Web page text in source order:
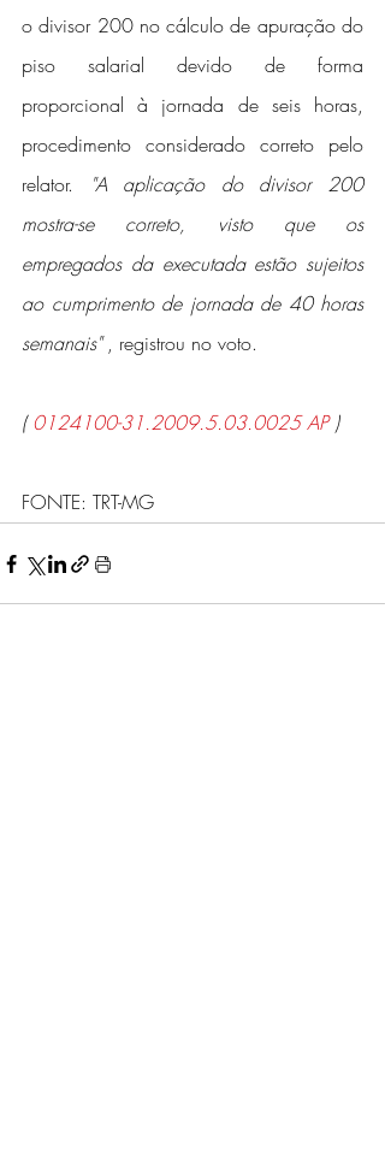
o divisor 200 no cálculo de apuração do
piso salarial devido de forma
proporcional à jornada de seis horas,
procedimento considerado correto pelo
relator.
"A aplicação do divisor 200
mostra-se correto, visto que os
empregados da executada estão sujeitos
ao cumprimento de jornada de 40 horas
semanais" , registrou no voto.
( 0124100-31.2009.5.03.0025 AP )
FONTE: TRT-MG